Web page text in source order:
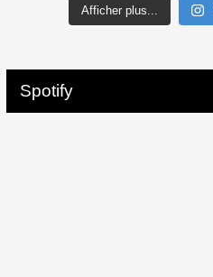
Afficher plus...
Spotify